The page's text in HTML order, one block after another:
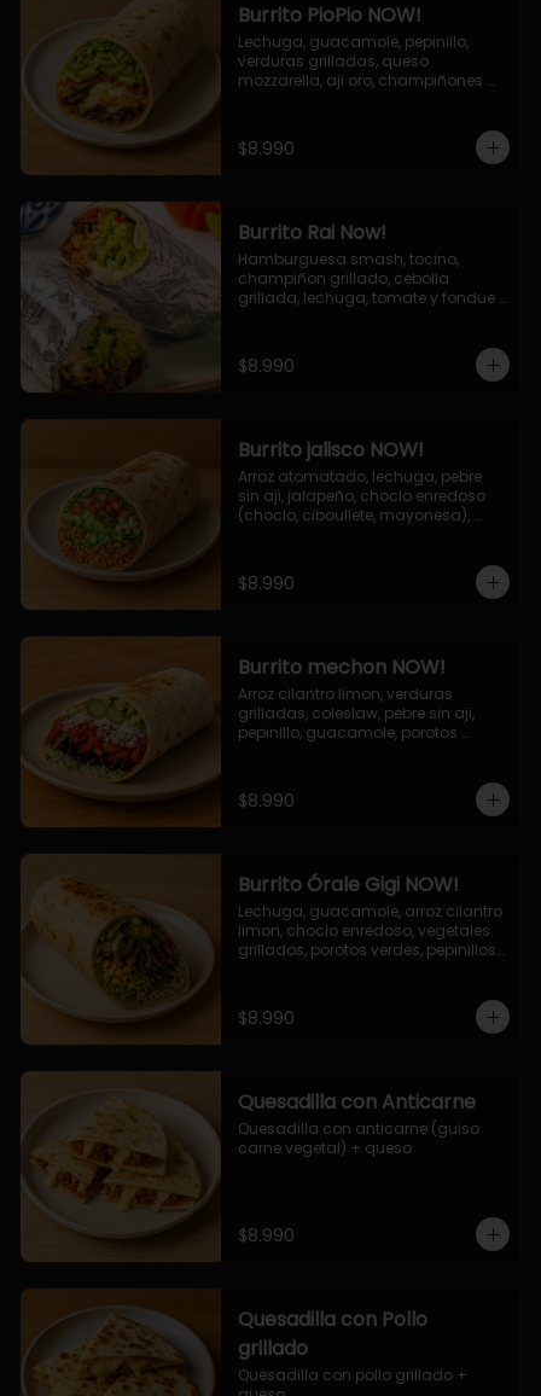
Burrito PioPio NOW!
Lechuga, guacamole, pepinillo,
verduras grilladas, queso
mozzarella, aji oro, champiñones
$8.990
Burrito Rai Now!
Hamburguesa smash, tocino,
champiñon grillado, cebolla
grillada, lechuga, tomate y fondue
$8.990
Burrito jalisco NOW!
Arroz atomatado, lechuga, pebre
sin aji, jalapeño, choclo enredoso
(choclo, ciboullete, mayonesa),
$8.990
Burrito mechon NOW!
Arroz cilantro limon, verduras
grilladas, coleslaw, pebre sin aji,
pepinillo, guacamole, porotos
$8.990
Burrito Órale Gigi NOW!
Lechuga, guacamole, arroz cilantro
limon, choclo enredoso, vegetales
grillados, porotos verdes, pepinillos
$8.990
Quesadilla con Anticarne
Quesadilla con anticarne (guiso
carne vegetal) + queso
$8.990
Quesadilla con Pollo
grillado
Quesadilla con pollo grillado +